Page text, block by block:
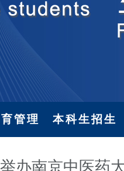
管理 本科生招生
办南京中医药